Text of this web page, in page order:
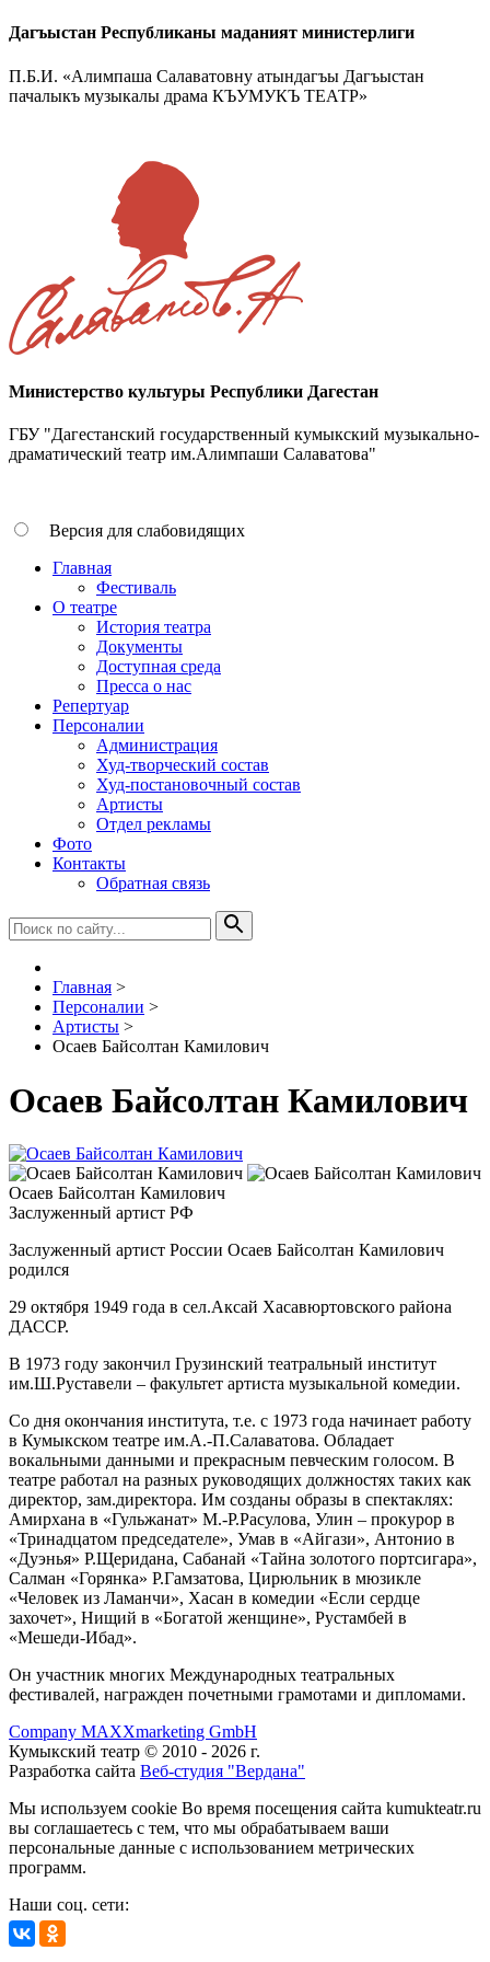
Дагъыстан Республиканы маданият министерлиги
П.Б.И. «Алимпаша Салаватовну атындагъы Дагъыстан
пачалыкъ музыкалы драма КЪУМУКЪ ТЕАТР»
Министерство культуры Республики Дагестан
ГБУ "Дагестанский государственный кумыкский музыкально-
драматический театр им.Алимпаши Салаватова"
Версия для слабовидящих
Главная
Фестиваль
О театре
История театра
Документы
Доступная среда
Пресса о нас
Репертуар
Персоналии
Администрация
Худ-творческий состав
Худ-постановочный состав
Артисты
Отдел рекламы
Фото
Контакты
Обратная связь
Главная >
Персоналии >
Артисты >
Осаев Байсолтан Камилович
Осаев Байсолтан Камилович
Осаев Байсолтан Камилович
Заслуженный артист РФ
Заслуженный артист России Осаев Байсолтан Камилович
родился
29 октября 1949 года в сел.Аксай Хасавюртовского района
ДАССР.
В 1973 году закончил Грузинский театральный институт
им.Ш.Руставели – факультет артиста музыкальной комедии.
Со дня окончания института, т.е. с 1973 года начинает работу
в Кумыкском театре им.А.-П.Салаватова. Обладает
вокальными данными и прекрасным певческим голосом. В
театре работал на разных руководящих должностях таких как
директор, зам.директора. Им созданы образы в спектаклях:
Амирхана в «Гульжанат» М.-Р.Расулова, Улин – прокурор в
«Тринадцатом председателе», Умав в «Айгази», Антонио в
«Дуэнья» Р.Щеридана, Сабанай «Тайна золотого портсигара»,
Салман «Горянка» Р.Гамзатова, Цирюльник в мюзикле
«Человек из Ламанчи», Хасан в комедии «Если сердце
захочет», Нищий в «Богатой женщине», Рустамбей в
«Мешеди-Ибад».
Он участник многих Международных театральных
фестивалей, награжден почетными грамотами и дипломами.
Company MAXXmarketing GmbH
Кумыкский театр © 2010 - 2026 г.
Разработка сайта Веб-студия "Вердана"
Мы используем cookie Во время посещения сайта kumukteatr.ru
вы соглашаетесь с тем, что мы обрабатываем ваши
персональные данные с использованием метрических
программ.
Наши соц. сети: